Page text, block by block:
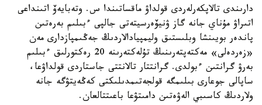
دارىندى تالاپكەرلەردى قولداۋ ماقساتىندا س. وتەبايەۆ اتىنداعى
اتىراۋ مۇناي جانە گاز ۋنيۆەرسيتەتى جالپى ءبىلىم بەرەتىن
پاندەر بويىنشا وبلىستىق وليمپيادالاردىڭ جەڭىمپازدارى مەن
«زەردەلى» مەكتەپتەرىنىڭ تۇلەكتەرىنە 20 رەكتورلىق ءبىلىم
بەرۋ گرانتىن ءبولدى. گرانتتار تالانتتى جاستاردى قولداۋعا،
ساپالى جوعارى بىلىمگە قولجەتىمدىلىكتى كەڭەيتۋگە جانە
ولاردىڭ كاسىبي الەۋەتىن دامىتۋعا باعىتتالعان.